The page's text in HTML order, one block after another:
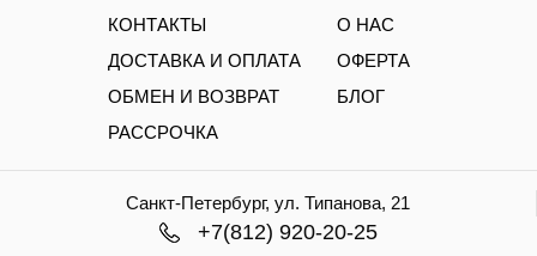
КОНТАКТЫ
ДОСТАВКА И ОПЛАТА
ОБМЕН И ВОЗВРАТ
РАССРОЧКА
О НАС
ОФЕРТА
БЛОГ
Санкт-Петербург, ул. Типанова, 21
+7(812) 920-20-25